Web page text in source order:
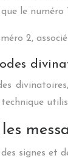
le numéro
2,
technique
signes et